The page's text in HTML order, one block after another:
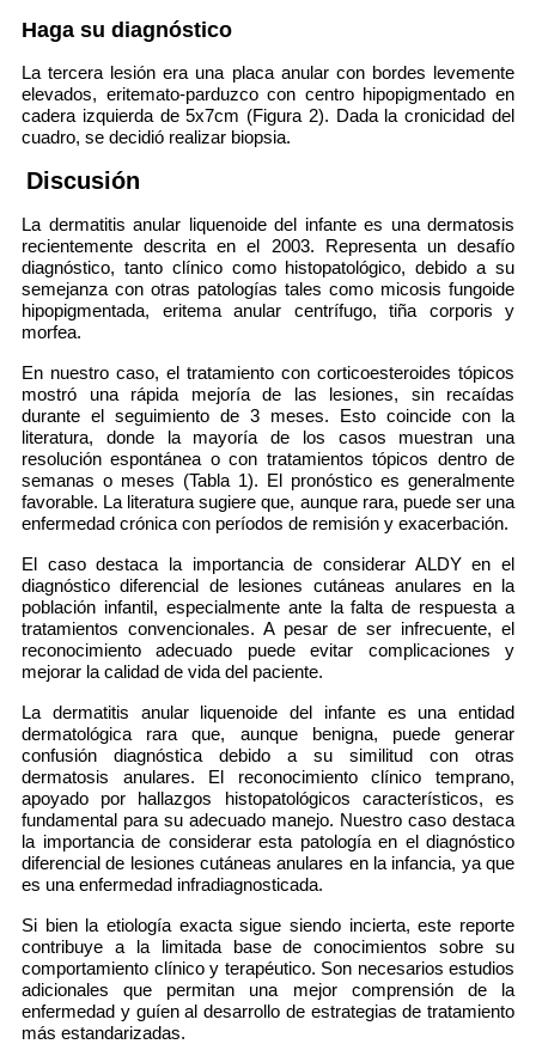
Haga su diagnóstico
La tercera lesión era una placa anular con bordes levemente
elevados, eritemato-parduzco con centro hipopigmentado en
cadera izquierda de 5x7cm (Figura 2). Dada la cronicidad del
cuadro, se decidió realizar biopsia.
Discusión
La dermatitis anular liquenoide del infante es una dermatosis
recientemente descrita en el 2003. Representa un desafío
diagnóstico, tanto clínico como histopatológico, debido a su
semejanza con otras patologías tales como micosis fungoide
hipopigmentada, eritema anular centrífugo, tiña corporis y
morfea.
En nuestro caso, el tratamiento con corticoesteroides tópicos
mostró una rápida mejoría de las lesiones, sin recaídas
durante el seguimiento de 3 meses. Esto coincide con la
literatura, donde la mayoría de los casos muestran una
resolución espontánea o con tratamientos tópicos dentro de
semanas o meses (Tabla 1). El pronóstico es generalmente
favorable. La literatura sugiere que, aunque rara, puede ser una
enfermedad crónica con períodos de remisión y exacerbación.
El caso destaca la importancia de considerar ALDY en el
diagnóstico diferencial de lesiones cutáneas anulares en la
población infantil, especialmente ante la falta de respuesta a
tratamientos convencionales. A pesar de ser infrecuente, el
reconocimiento adecuado puede evitar complicaciones y
mejorar la calidad de vida del paciente.
La dermatitis anular liquenoide del infante es una entidad
dermatológica rara que, aunque benigna, puede generar
confusión diagnóstica debido a su similitud con otras
dermatosis anulares. El reconocimiento clínico temprano,
apoyado por hallazgos histopatológicos característicos, es
fundamental para su adecuado manejo. Nuestro caso destaca
la importancia de considerar esta patología en el diagnóstico
diferencial de lesiones cutáneas anulares en la infancia, ya que
es una enfermedad infradiagnosticada.
Si bien la etiología exacta sigue siendo incierta, este reporte
contribuye a la limitada base de conocimientos sobre su
comportamiento clínico y terapéutico. Son necesarios estudios
adicionales que permitan una mejor comprensión de la
enfermedad y guíen al desarrollo de estrategias de tratamiento
más estandarizadas.